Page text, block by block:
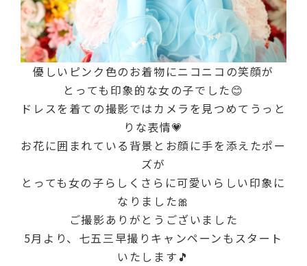
優しいピンク色のお着物にニコニコの笑顔が
とっても印象的な女の子でした😊
ドレスを着ての撮影ではカメラを見つめてうっと
りな表情💗
お花に囲まれている背景とお顔に手を添えたポー
ズが
とっても女の子らしくさらに可愛いらしい印象に
なりました🎀
ご撮影ありがとうございました
5月より、七五三早撮りキャンペーンもスタート
いたします🎵